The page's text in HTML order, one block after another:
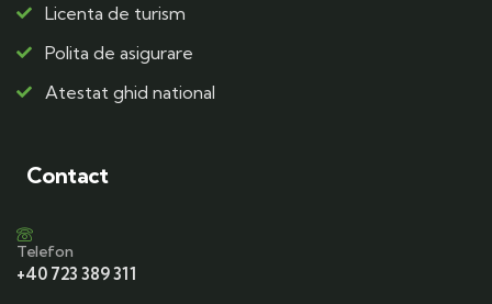
Licenta de turism
Polita de asigurare
Atestat ghid national
Contact
Telefon
+40 723 389 311